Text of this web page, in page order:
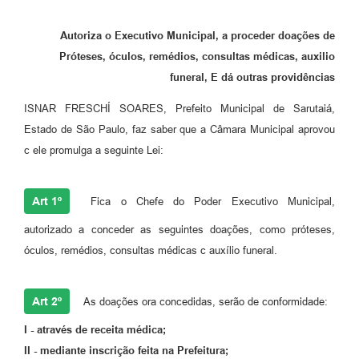
Autoriza o Executivo Municipal, a proceder doações de
Próteses, óculos, remédios, consultas médicas, auxilio
funeral, E dá outras providências
ISNAR FRESCHÍ SOARES, Prefeito Municipal de Sarutaiá,
Estado de São Paulo, faz saber que a Câmara Municipal aprovou
c ele promulga a seguinte Lei:
Art 1º Fica o Chefe do Poder Executivo Municipal,
autorizado a conceder as seguintes doações, como próteses,
óculos, remédios, consultas médicas c auxílio funeral.
Art 2º As doações ora concedidas, serão de conformidade:
I - através de receita médica;
II - mediante inscrição feita na Prefeitura;